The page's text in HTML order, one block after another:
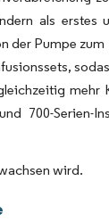
als erstes
der Pumpe
mehr
700-Serien-
wird.